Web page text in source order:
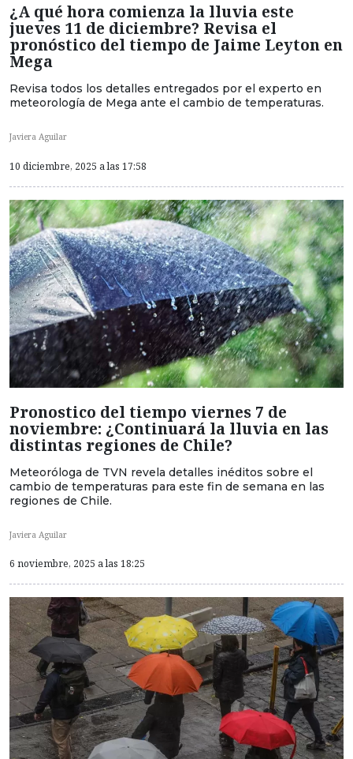
¿A qué hora comienza la lluvia este
jueves 11 de diciembre? Revisa el
pronóstico del tiempo de Jaime Leyton en
Mega
Revisa todos los detalles entregados por el experto en
meteorología de Mega ante el cambio de temperaturas.
Javiera Aguilar
10 diciembre, 2025 a las 17:58
Pronostico del tiempo viernes 7 de
noviembre: ¿Continuará la lluvia en las
distintas regiones de Chile?
Meteoróloga de TVN revela detalles inéditos sobre el
cambio de temperaturas para este fin de semana en las
regiones de Chile.
Javiera Aguilar
6 noviembre, 2025 a las 18:25